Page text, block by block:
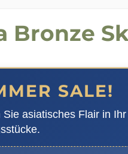
Bronze
SALE!
Sie asiatisches Flair in